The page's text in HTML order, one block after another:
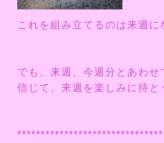
これを組み立てるのは来週に
でも、来週、今週分とあわ
信じて、来週を楽しみに待と